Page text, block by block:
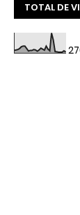
TOTAL DE